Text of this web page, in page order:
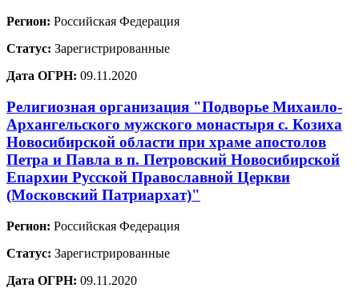
Регион: Российская Федерация
Статус: Зарегистрированные
Дата ОГРН: 09.11.2020
Религиозная организация "Подворье Михаило-
Архангельского мужского монастыря с. Козиха
Новосибирской области при храме апостолов
Петра и Павла в п. Петровский Новосибирской
Епархии Русской Православной Церкви
(Московский Патриархат)"
Регион: Российская Федерация
Статус: Зарегистрированные
Дата ОГРН: 09.11.2020